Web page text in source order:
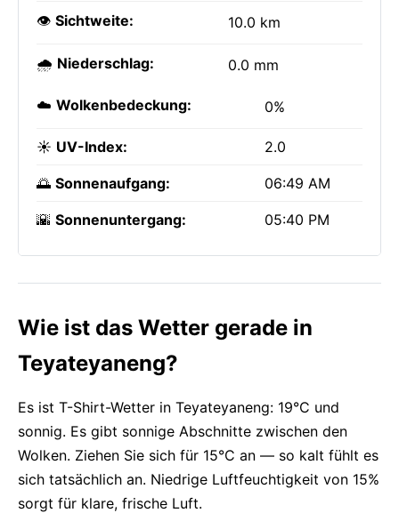
👁️ Sichtweite: 10.0 km
🌧️ Niederschlag: 0.0 mm
☁️ Wolkenbedeckung: 0%
☀️ UV-Index: 2.0
🌅 Sonnenaufgang: 06:49 AM
🌇 Sonnenuntergang: 05:40 PM
Wie ist das Wetter gerade in
Teyateyaneng?
Es ist T-Shirt-Wetter in Teyateyaneng: 19°C und
sonnig. Es gibt sonnige Abschnitte zwischen den
Wolken. Ziehen Sie sich für 15°C an — so kalt fühlt es
sich tatsächlich an. Niedrige Luftfeuchtigkeit von 15%
sorgt für klare, frische Luft.